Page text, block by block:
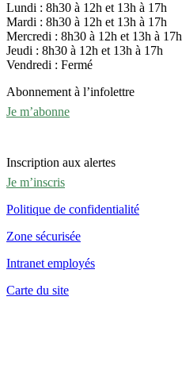
Lundi : 8h30 à 12h et 13h à 17h
Mardi : 8h30 à 12h et 13h à 17h
Mercredi : 8h30 à 12h et 13h à 17h
Jeudi : 8h30 à 12h et 13h à 17h
Vendredi : Fermé
Abonnement à l’infolettre
Je m’abonne
Inscription aux alertes
Je m’inscris
Politique de confidentialité
Zone sécurisée
Intranet employés
Carte du site